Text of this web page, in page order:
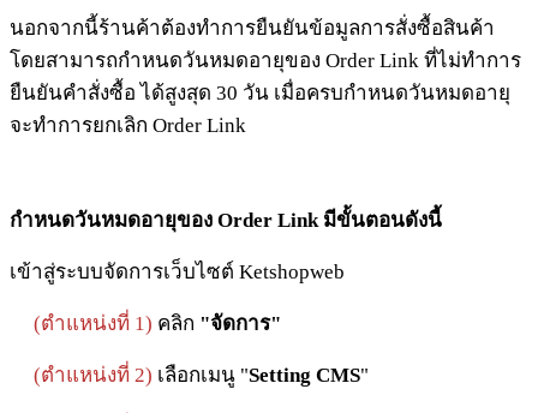
นอกจากนี้ร้านค้าต้องทำการยืนยันข้อมูลการสั่งซื้อสินค้า
โดยสามารถกำหนดวันหมดอายุของ Order Link ที่ไม่ทำการ
ยืนยันคำสั่งซื้อ ได้สูงสุด 30 วัน เมื่อครบกำหนดวันหมดอายุ
จะทำการยกเลิก Order Link
กำหนดวันหมดอายุของ Order Link มีขั้นตอนดังนี้
เข้าสู่ระบบจัดการเว็บไซต์ Ketshopweb
(ตำแหน่งที่ 1) คลิก "จัดการ"
(ตำแหน่งที่ 2) เลือกเมนู "Setting CMS"